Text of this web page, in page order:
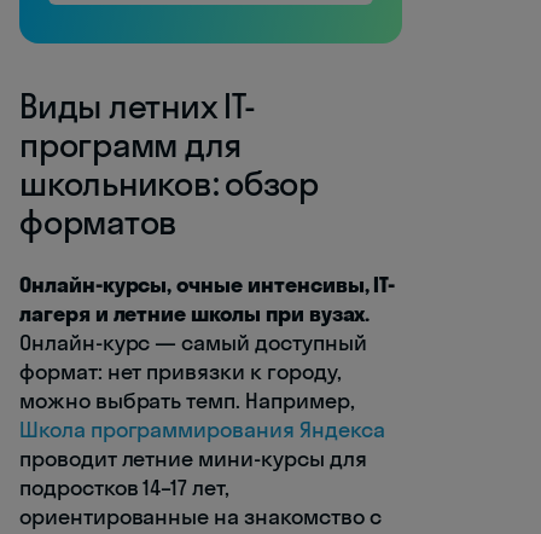
Виды летних IT-
программ для
школьников: обзор
форматов
Онлайн-курсы, очные интенсивы, IT-
лагеря и летние школы при вузах.
Онлайн-курс — самый доступный
формат: нет привязки к городу,
можно выбрать темп. Например,
Школа программирования Яндекса
проводит летние мини-курсы для
подростков 14–17 лет,
ориентированные на знакомство с